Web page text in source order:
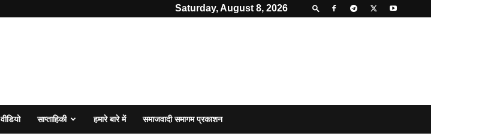
Saturday, August 8, 2026
वीडियो साप्ताहिकी हमारे बारे में समाजवादी समागम प्रकाशन